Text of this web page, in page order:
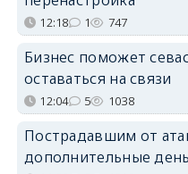
12:18 1 747
Бизнес поможет
оставаться на связи
12:04 5 1038
Пострадавшим от
дополнительные